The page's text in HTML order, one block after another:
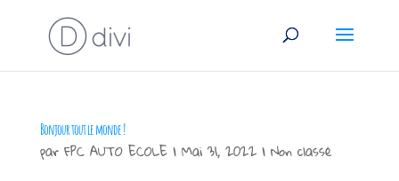
Bonjour tout le monde !
par FPC AUTO ECOLE| Mai 31, 2022| Non classé